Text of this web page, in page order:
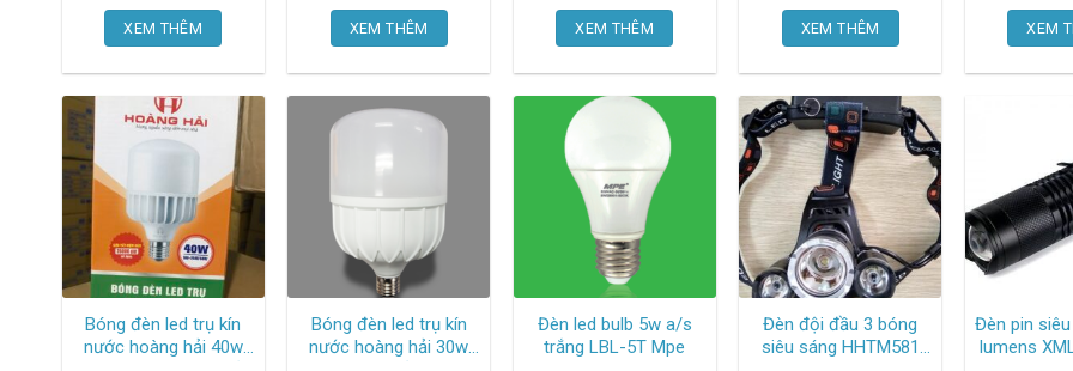
góc 60 độ
NNNC7624188
XEM THÊM XEM THÊM
Rạng đông
XEM THÊM XEM THÊM
55mm,
khoét lỗ:
XEM
Bóng đèn led trụ kín
nước hoàng hải 40w
Bóng đèn led trụ kín
nước hoàng hải 30w
Đèn led bulb 5w a/s
trắng LBL-5T Mpe
Đèn đội đầu 3 bóng
siêu sáng HHTM581
Đèn pin
lumens XML-T6 Oem-